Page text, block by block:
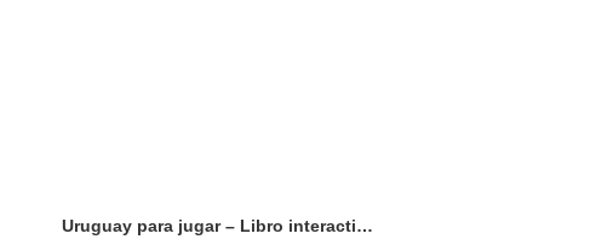
Uruguay para jugar – Libro interactivo para descubrir nuestro país